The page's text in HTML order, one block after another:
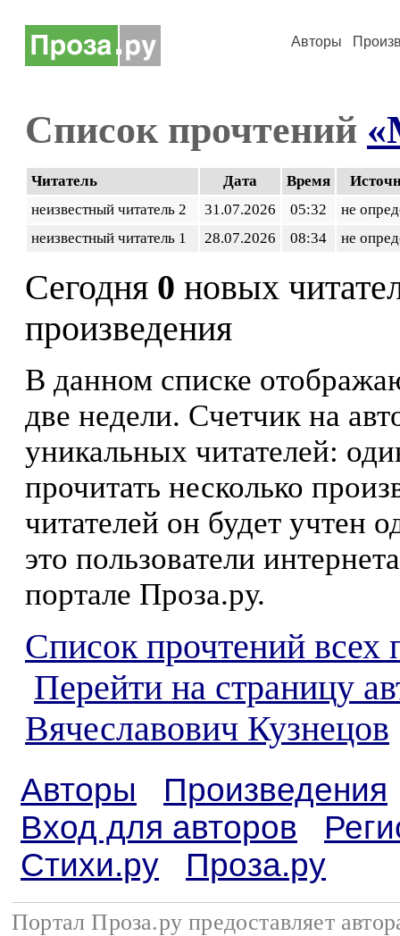
Авторы
Список прочтений
Читатель Дата Время
неизвестный читатель 2
31.07.2026 05:32
не
неизвестный читатель 1
28.07.2026 08:34 не
Сегодня 0 новых
произведения
В данном списке
две недели. Счетчик на
уникальных читателей:
прочитать несколько
читателей он будет учтен
это пользователи
портале Проза.ру.
Список прочтений всех
Перейти на страницу
Вячеславович Кузнецов
Авторы
Произведения
Вход для авторов
Стихи.ру
Проза.ру
Портал Проза.ру предоставляет